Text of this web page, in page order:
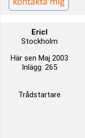
Ericl
Stockholm
Här sen Maj 2003
Inlägg: 265
Trådstartare